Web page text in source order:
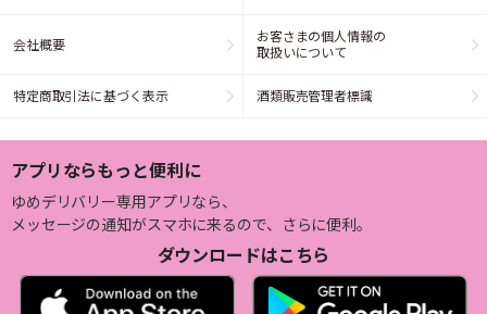
会社概要
お客さまの個人情報の
取扱いについて
特定商取引法に基づく表示 酒類販売管理者標識
アプリならもっと便利に
ゆめデリバリー専用アプリなら、
メッセージの通知がスマホに来るので、さらに便利。
ダウンロードはこちら